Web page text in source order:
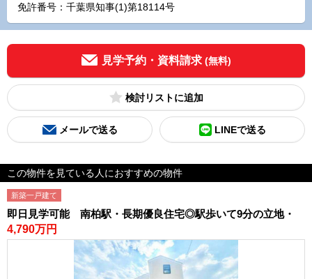
免許番号：千葉県知事(1)第18114号
見学予約・資料請求 (無料)
検討リスト
メールで送る LINEで送る
この物件を見ている人におすすめの物件
新築一戸建て
即日見学可能 南柏駅・長期優良住宅◎駅歩いて9分の立地・
4,790万円